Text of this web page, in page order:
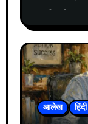
आयोजित
आलेख